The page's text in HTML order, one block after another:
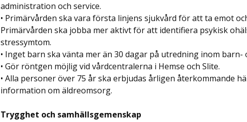
administration och service.
• Primärvården ska vara första linjens sjukvård för att ta emot
Primärvården ska jobba mer aktivt för att identifiera psykisk
stressymtom.
• Inget barn ska vänta mer än 30 dagar på utredning inom
• Gör röntgen möjlig vid vårdcentralerna i Hemse och Slite.
• Alla personer över 75 år ska erbjudas årligen återkommande
information om äldreomsorg.
Trygghet och samhällsgemenskap